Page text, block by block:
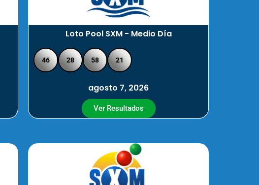
Loto Pool SXM - Medio Día
46 28 58 21
agosto 7, 2026
Ver Resultados